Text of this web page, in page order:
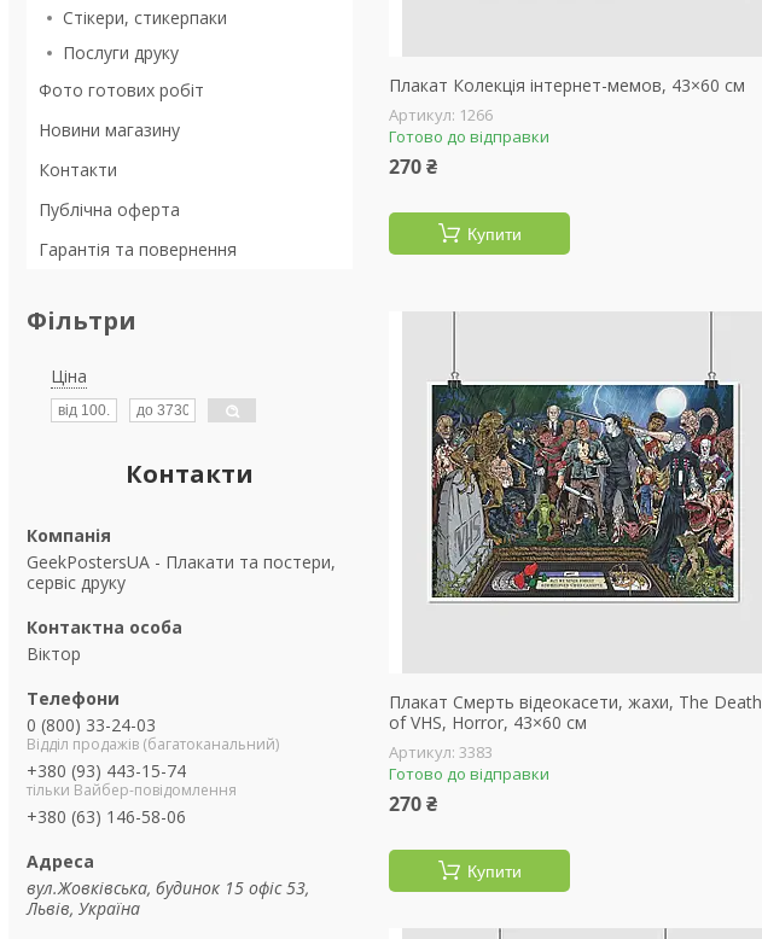
Стікери, стикерпаки
Послуги друку
Фото готових робіт
Новини магазину
Контакти
Публічна оферта
Гарантія та повернення
Фільтри
Ціна
Контакти
GeekPostersUA - Плакати та постери,
сервіс друку
Віктор
0 (800) 33-24-03
Відділ продажів (багатоканальний)
+380 (93) 443-15-74
тільки Вайбер-повідомлення
+380 (63) 146-58-06
вул.Жовківська, будинок 15 офіс 53,
Львів, Україна
Плакат Колекція інтернет-мемов, 43×60 см
1266
Готово до відправки
270 ₴
Купити
Плакат Смерть відеокасети, жахи, The Death
of VHS, Horror, 43×60 см
3383
Готово до відправки
270 ₴
Купити